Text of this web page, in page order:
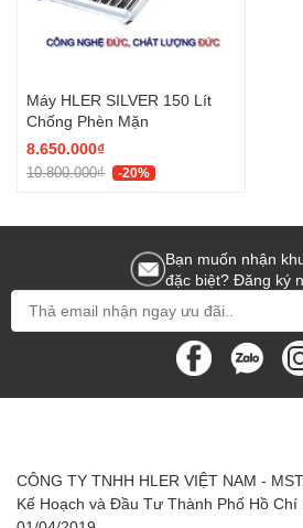
Máy HLER SILVER 150 Lít
Chống Phèn Mặn
8.650.000₫
10.800.000₫ -20%
Bạn muốn nhận
đặc biệt? Đăng ký
CÔNG TY TNHH HLER VIỆT NAM -
Kế Hoạch và Đầu Tư Thành Phố Hồ Chí